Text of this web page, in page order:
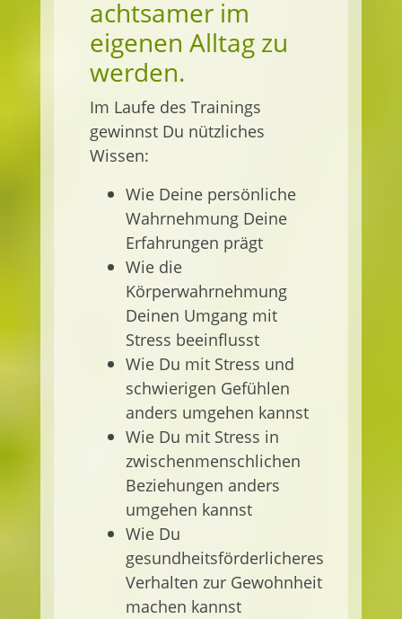
achtsamer im
eigenen Alltag zu
werden.
Im Laufe des Trainings
gewinnst Du nützliches
Wissen:
Wie Deine persönliche
Wahrnehmung Deine
Erfahrungen prägt
Wie die
Körperwahrnehmung
Deinen Umgang mit
Stress beeinflusst
Wie Du mit Stress und
schwierigen Gefühlen
anders umgehen kannst
Wie Du mit Stress in
zwischenmenschlichen
Beziehungen anders
umgehen kannst
Wie Du
gesundheitsförderlicheres
Verhalten zur Gewohnheit
machen kannst